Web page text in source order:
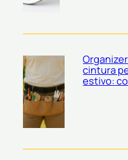
cintura
estivo: